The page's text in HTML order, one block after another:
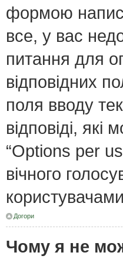
формою
все, у вас
питання для
відповідних
поля вводу
відповіді,
“Options per
вічного
Догори
Чому я не